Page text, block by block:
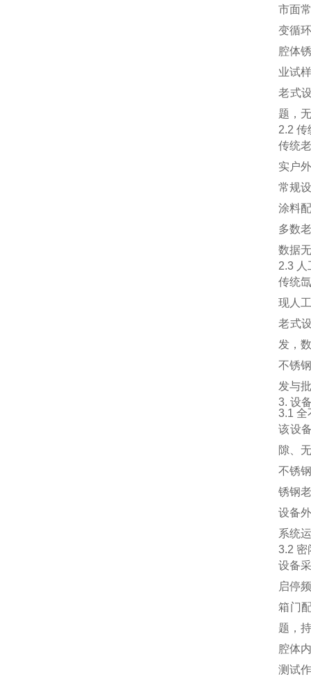
市面
变循
腔体
业试
老式
题，
2.2 传
传统
实户
常规
涂料
多数
数据
2.3 人
传统
现人
老式
发，
不锈
发与
3. 设
3.1 全
该设
隙、
不锈
锈钢
设备
系统
3.2 密
设备
启停
箱门
题，
腔体
测试